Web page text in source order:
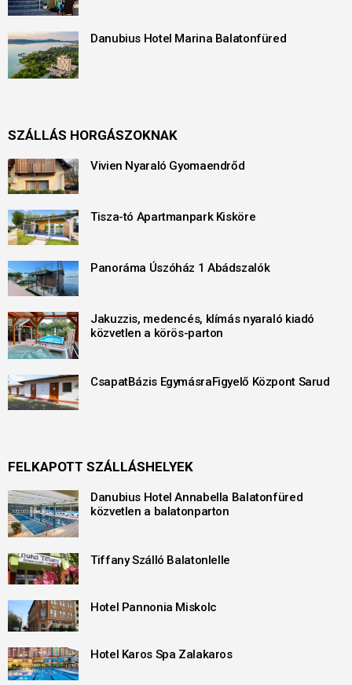
Danubius Hotel Marina Balatonfüred
SZÁLLÁS HORGÁSZOKNAK
Vivien Nyaraló Gyomaendrőd
Tisza-tó Apartmanpark Kisköre
Panoráma Úszóház 1 Abádszalók
Jakuzzis, medencés, klímás nyaraló kiadó
közvetlen a körös-parton
CsapatBázis EgymásraFigyelő Központ Sarud
FELKAPOTT SZÁLLÁSHELYEK
Danubius Hotel Annabella Balatonfüred
közvetlen a balatonparton
Tiffany Szálló Balatonlelle
Hotel Pannonia Miskolc
Hotel Karos Spa Zalakaros